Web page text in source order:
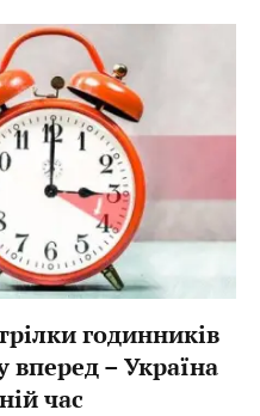
годинників
вперед – Україна
час